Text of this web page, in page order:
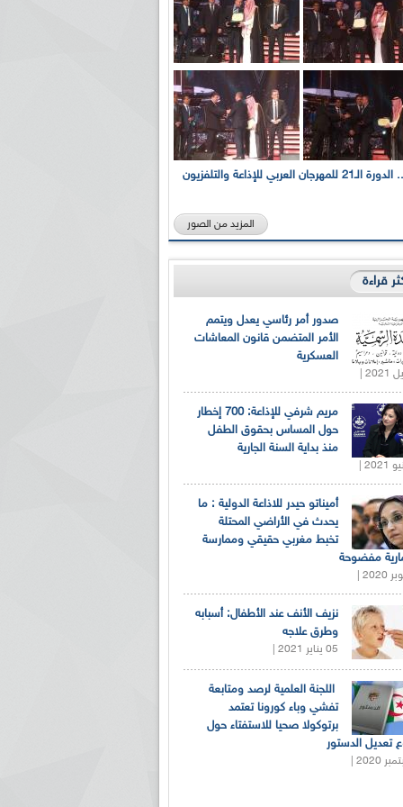
بالصور... الدورة الـ21 للمهرجان العربي للإذاعة والتلفزيون
المزيد من الصور
قراءة
صدور أمر رئاسي يعدل ويتمم
الأمر المتضمن قانون المعاشات
العسكرية
مريم شرفي للإذاعة: 700 إخطار
حول المساس بحقوق الطفل
منذ بداية السنة الجارية
أميناتو حيدر للاذاعة الدولية : ما
يحدث في الأراضي المحتلة
تخبط مغربي حقيقي وممارسة
مفضوحة
نزيف الأنف عند الأطفال: أسبابه
وطرق علاجه
05 يناير 2021 |
اللجنة العلمية لرصد ومتابعة
تفشي وباء كورونا تعتمد
برتوكولا صحيا للاستفتاء حول
تعديل الدستور